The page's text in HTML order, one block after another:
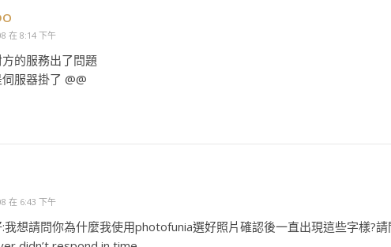
在 8:14 下午
的服務出了問題
服器掛了 @@
在 6:43 下午
:我想請問你為什麼我使用photofunia選好照片確認後一直出現這些字樣?